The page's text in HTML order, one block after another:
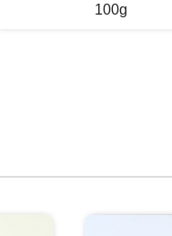
100g